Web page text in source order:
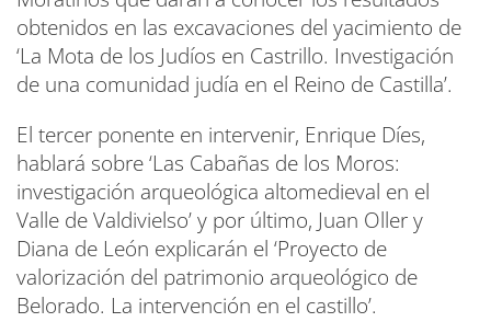
obtenidos en las excavaciones del yacimiento de
‘La Mota de los Judíos en Castrillo. Investigación
de una comunidad judía en el Reino de Castilla’.
El tercer ponente en intervenir, Enrique Díes,
hablará sobre ‘Las Cabañas de los Moros:
investigación arqueológica altomedieval en el
Valle de Valdivielso’ y por último, Juan Oller y
Diana de León explicarán el ‘Proyecto de
valorización del patrimonio arqueológico de
Belorado. La intervención en el castillo’.